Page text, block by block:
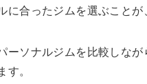
に合ったジムを選ぶこと
ーソナルジムを比較しな
。